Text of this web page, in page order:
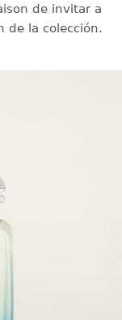
de invitar a
de la colección.